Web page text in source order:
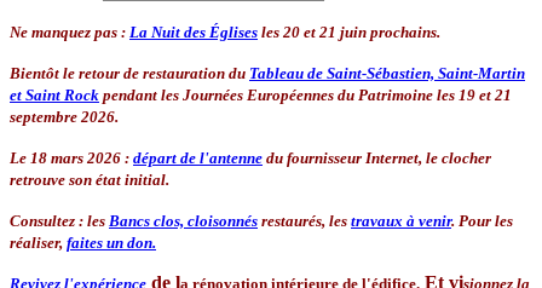
Ne manquez pas : La Nuit des Églises les 20 et 21 juin prochains.
Bientôt le retour de restauration du Tableau de Saint-Sébastien, Saint-Martin
et Saint Rock pendant les Journées Européennes du Patrimoine les 19 et 21
septembre 2026.
Le 18 mars 2026 : départ de l'antenne du fournisseur Internet, le clocher
retrouve son état initial.
Consultez : les Bancs clos, cloisonnés restaurés, les travaux à venir. Pour les
réaliser, faites un don.
Revivez l'expérience de la rénovation intérieure de l'édifice. Et visionnez la